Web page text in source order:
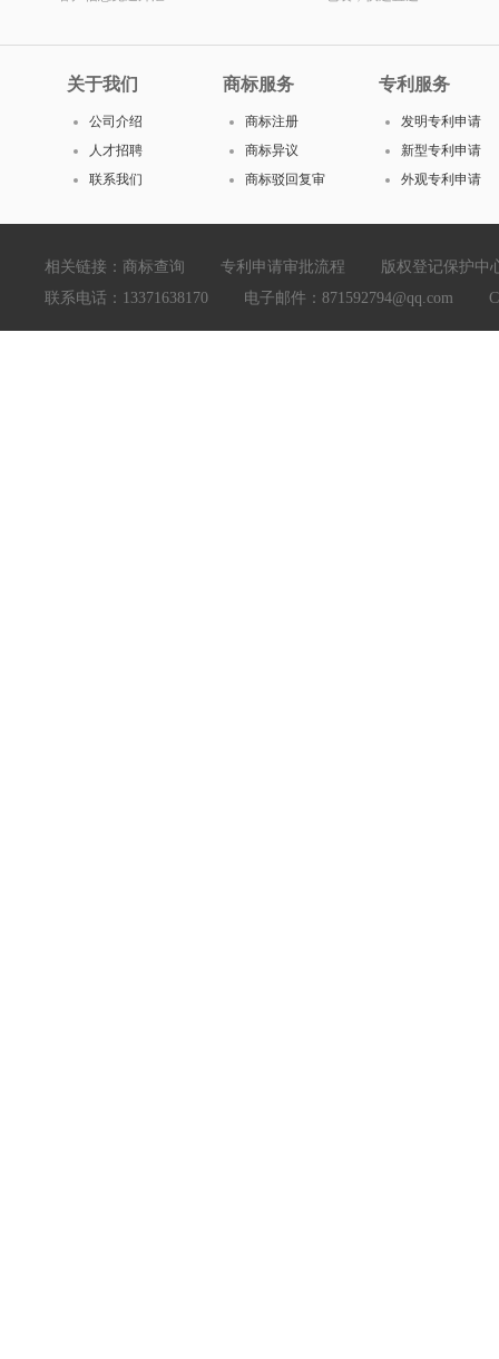
关于我们
公司介绍
人才招聘
联系我们
商标服务
商标注册
商标异议
商标驳回复审
专利服务
发明专利申请
新型专利申请
外观专利申请
相关链接： 商标查询 专利申请审批流程
版权登记保护中
联系电话：13371638170 电子邮件：871592794@qq.com